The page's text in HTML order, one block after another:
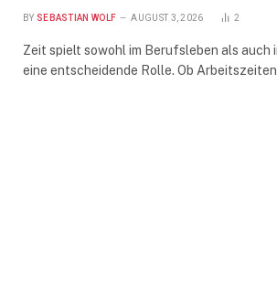
BY SEBASTIAN WOLF AUGUST 3, 2026 2
Zeit spielt sowohl im Berufsleben als auch
eine entscheidende Rolle. Ob